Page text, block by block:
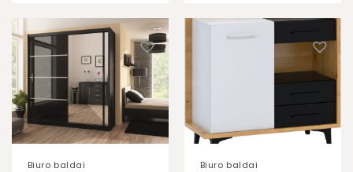
Biuro baldai Biuro baldai